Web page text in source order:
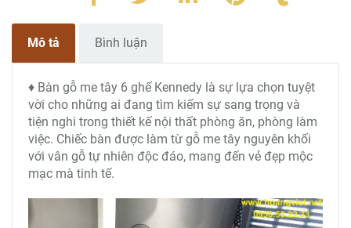
Mô tả Bình luận
♦ Bàn gỗ me tây 6 ghế Kennedy là sự lựa chọn tuyệt
vời cho những ai đang tìm kiếm sự sang trọng và
tiện nghi trong thiết kế nội thất phòng ăn, phòng làm
việc. Chiếc bàn được làm từ gỗ me tây nguyên khối
với vân gỗ tự nhiên độc đáo, mang đến vẻ đẹp mộc
mạc mà tinh tế.